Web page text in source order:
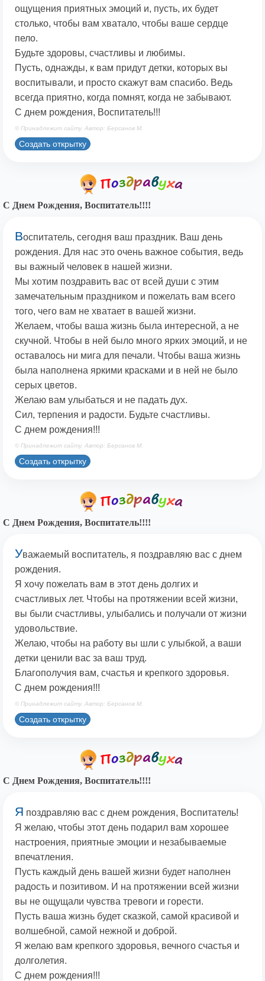
ощущения приятных эмоций и, пусть, их будет
столько, чтобы вам хватало, чтобы ваше сердце
пело.
Будьте здоровы, счастливы и любимы.
Пусть, однажды, к вам придут детки, которых вы
воспитывали, и просто скажут вам спасибо. Ведь
всегда приятно, когда помнят, когда не забывают.
С днем рождения, Воспитатель!!!
© Принадлежит сайту. Автор: Берсанов М.
Создать открытку
С Днем Рождения, Воспитатель!!!!
Воспитатель, сегодня ваш праздник. Ваш день
рождения. Для нас это очень важное события, ведь
вы важный человек в нашей жизни.
Мы хотим поздравить вас от всей души с этим
замечательным праздником и пожелать вам всего
того, чего вам не хватает в вашей жизни.
Желаем, чтобы ваша жизнь была интересной, а не
скучной. Чтобы в ней было много ярких эмоций, и не
оставалось ни мига для печали. Чтобы ваша жизнь
была наполнена яркими красками и в ней не было
серых цветов.
Желаю вам улыбаться и не падать дух.
Сил, терпения и радости. Будьте счастливы.
С днем рождения!!!
© Принадлежит сайту. Автор: Берсанов М.
Создать открытку
С Днем Рождения, Воспитатель!!!!
Уважаемый воспитатель, я поздравляю вас с днем
рождения.
Я хочу пожелать вам в этот день долгих и
счастливых лет. Чтобы на протяжении всей жизни,
вы были счастливы, улыбались и получали от жизни
удовольствие.
Желаю, чтобы на работу вы шли с улыбкой, а ваши
детки ценили вас за ваш труд.
Благополучия вам, счастья и крепкого здоровья.
С днем рождения!!!
© Принадлежит сайту. Автор: Берсанов М.
Создать открытку
С Днем Рождения, Воспитатель!!!!
Я поздравляю вас с днем рождения, Воспитатель!
Я желаю, чтобы этот день подарил вам хорошее
настроения, приятные эмоции и незабываемые
впечатления.
Пусть каждый день вашей жизни будет наполнен
радость и позитивом. И на протяжении всей жизни
вы не ощущали чувства тревоги и горести.
Пусть ваша жизнь будет сказкой, самой красивой и
волшебной, самой нежной и доброй.
Я желаю вам крепкого здоровья, вечного счастья и
долголетия.
С днем рождения!!!